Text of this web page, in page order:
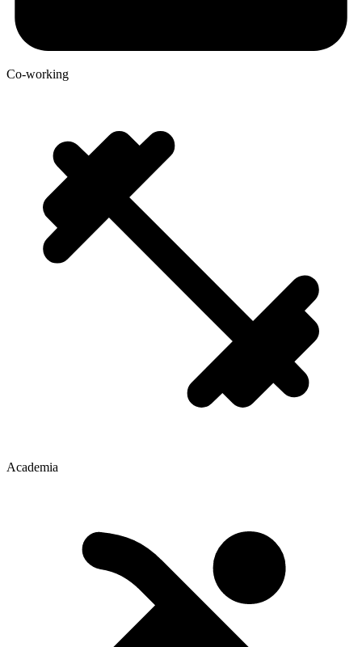
Co-working
Academia